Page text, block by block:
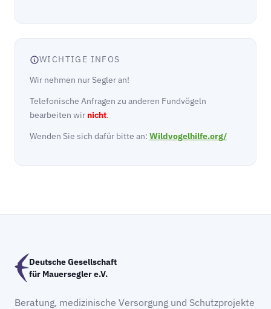
WICHTIGE INFOS
Wir nehmen nur Segler an!
Telefonische Anfragen zu anderen Fundvögeln
bearbeiten wir nicht.
Wenden Sie sich dafür bitte an: Wildvogelhilfe.org/
Deutsche Gesellschaft
für Mauersegler e.V.
Beratung, medizinische Versorgung und Schutzprojekte